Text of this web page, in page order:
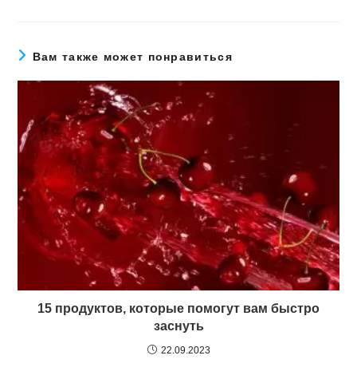
Вам также может понравиться
15 продуктов, которые помогут вам быстро
заснуть
22.09.2023